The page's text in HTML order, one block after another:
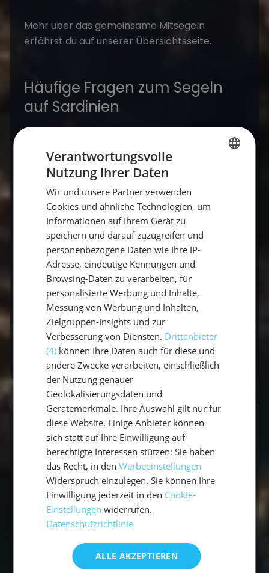
Mehr über das gemeinsame Mitsegeln
erfährst du auf unserer Übersichtsseite.
Häufige Fragen zum Segeln
auf Sardinien
Was macht Sardinien als Segelrevier
besonders?
Wann ist die beste Reisezeit für
Sardinien?
Ist Sardinien für Segelanfänger
geeignet?
Welche Highlights sollte man
ansteuern?
GESCHRIEBEN VON
Claudia Grubert
Travel Influencerin & Segel-Expertin
Claudia ist begeisterte Travel Influencerin und
leidenschaftliche Seglerin. Auf unserem Blog
Revierberichte und praktisches Segelwissen
für dein nächstes Abenteuer auf dem Wasser.
Verantwortungsvolle
Nutzung Ihrer Daten
Wir und unsere Partner verwenden
Cookies und ähnliche Technologien, um
Informationen auf Ihrem Gerät zu
speichern und darauf zuzugreifen und
personenbezogene Daten wie Ihre IP-
Adresse, eindeutige Kennungen und
Browsing-Daten zu verarbeiten, für
personalisierte Werbung und Inhalte,
Messung von Werbung und Inhalten,
Zielgruppen-Insights und zur
Verbesserung von Diensten. Drittanbieter
(4) können Ihre Daten auch für diese und
andere Zwecke verarbeiten, einschließlich
der Nutzung genauer
Geolokalisierungsdaten und
Gerätemerkmale. Ihre Auswahl gilt nur für
diese Website. Einige Anbieter können
sich statt auf Ihre Einwilligung auf
berechtigte Interessen stützen; Sie haben
das Recht, in denWerbeeinstellungen
Widerspruch einzulegen. Sie können Ihre
Einwilligung jederzeit in den Cookie-
Einstellungen widerrufen.
Datenschutzrichtlinie
ALLE AKZEPTIEREN